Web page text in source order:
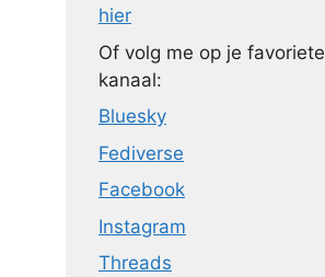
hier
Of volg me op je favoriete
kanaal:
Bluesky
Fediverse
Facebook
Instagram
Threads